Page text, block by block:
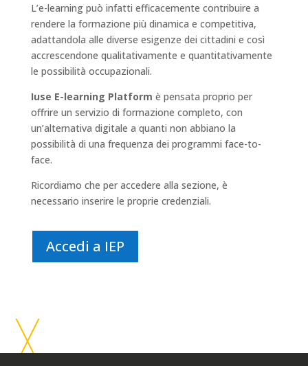
L’e-learning può infatti efficacemente contribuire a
rendere la formazione più dinamica e competitiva,
adattandola alle diverse esigenze dei cittadini e così
accrescendone qualitativamente e quantitativamente
le possibilità occupazionali.
Iuse E-learning Platform è pensata proprio per
offrire un servizio di formazione completo, con
un’alternativa digitale a quanti non abbiano la
possibilità di una frequenza dei programmi face-to-
face.
Ricordiamo che per accedere alla sezione, è
necessario inserire le proprie credenziali.
Accedi a IEP